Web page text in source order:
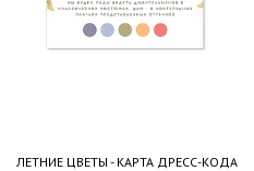
ЛЕТНИЕ ЦВЕТЫ - КАРТА ДРЕСС-КОДА